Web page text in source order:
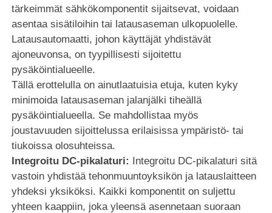
tärkeimmät sähkökomponentit sijaitsevat, voidaan
asentaa sisätiloihin tai latausaseman ulkopuolelle.
Latausautomaatti, johon käyttäjät yhdistävät
ajoneuvonsa, on tyypillisesti sijoitettu
pysäköintialueelle.
Tällä erottelulla on ainutlaatuisia etuja, kuten kyky
minimoida latausaseman jalanjälki tiheällä
pysäköintialueella. Se mahdollistaa myös
joustavuuden sijoittelussa erilaisissa ympäristö- tai
tiukoissa olosuhteissa.
Integroitu DC-pikalaturi: Integroitu DC-pikalaturi sitä
vastoin yhdistää tehonmuuntoyksikön ja latauslaitteen
yhdeksi yksiköksi. Kaikki komponentit on suljettu
yhteen kaappiin, joka yleensä asennetaan suoraan